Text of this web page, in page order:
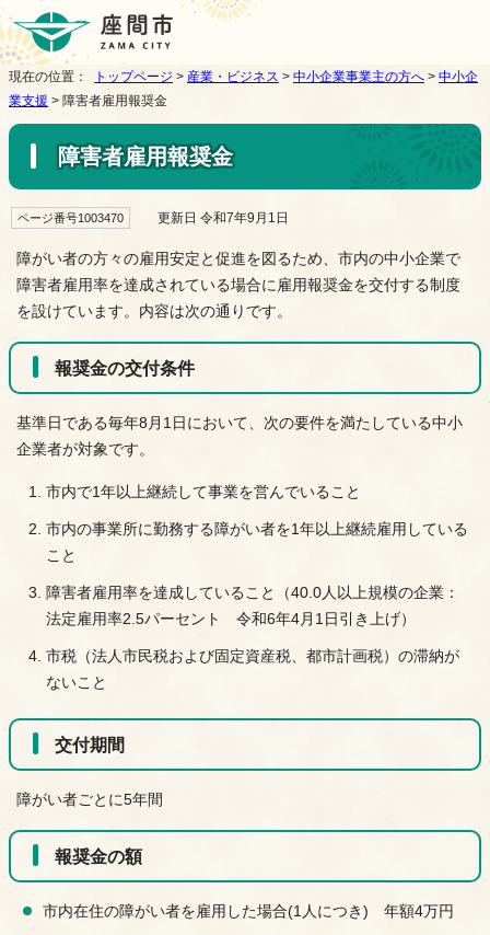
現在の位置： トップページ > 産業・ビジネス > 中小企業事業主の方へ > 中小企
業支援 > 障害者雇用報奨金
障害者雇用報奨金
ページ番号1003470 更新日 令和7年9月1日
障がい者の方々の雇用安定と促進を図るため、市内の中小企業で
障害者雇用率を達成されている場合に雇用報奨金を交付する制度
を設けています。内容は次の通りです。
報奨金の交付条件
基準日である毎年8月1日において、次の要件を満たしている中小
企業者が対象です。
市内で1年以上継続して事業を営んでいること
市内の事業所に勤務する障がい者を1年以上継続雇用している
こと
障害者雇用率を達成していること（40.0人以上規模の企業：
法定雇用率2.5パーセント 令和6年4月1日引き上げ）
市税（法人市民税および固定資産税、都市計画税）の滞納が
ないこと
交付期間
障がい者ごとに5年間
報奨金の額
市内在住の障がい者を雇用した場合(1人につき) 年額4万円